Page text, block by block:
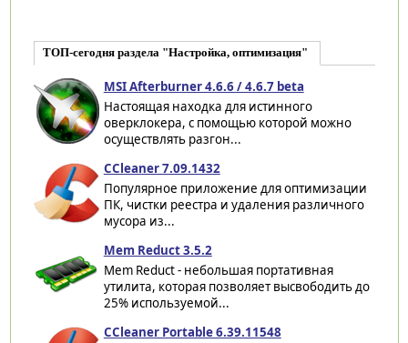
ТОП-сегодня раздела "Настройка, оптимизация"
MSI Afterburner 4.6.6 / 4.6.7 beta
Настоящая находка для истинного
оверклокера, с помощью которой можно
осуществлять разгон...
CCleaner 7.09.1432
Популярное приложение для оптимизации
ПК, чистки реестра и удаления различного
мусора из...
Mem Reduct 3.5.2
Mem Reduct - небольшая портативная
утилита, которая позволяет высвободить до
25% используемой...
CCleaner Portable 6.39.11548